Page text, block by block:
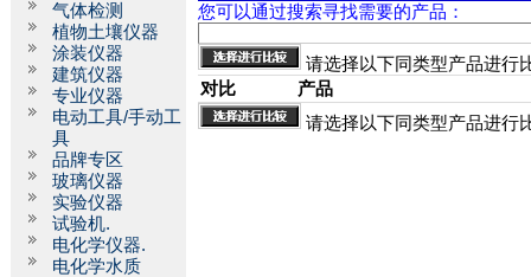
气体检测
植物土壤仪器
涂装仪器
建筑仪器
专业仪器
电动工具/手动工
具
品牌专区
玻璃仪器
实验仪器
试验机.
电化学仪器.
电化学水质
您可以通过搜索寻找需要的产品：
请选择以下同类型产品进行
对比
产品
请选择以下同类型产品进行